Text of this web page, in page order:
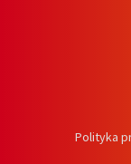
Polityka